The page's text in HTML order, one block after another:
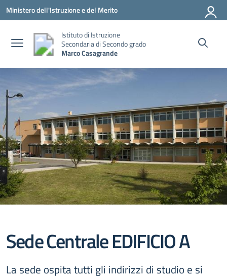
Vai ai contenuti
Vai al menu di navigazione
Vai al footer
Ministero dell'Istruzione e del Merito
Istituto di Istruzione
Secondaria di Secondo grado
Marco Casagrande
Sede Centrale EDIFICIO A
La sede ospita tutti gli indirizzi di studio e si